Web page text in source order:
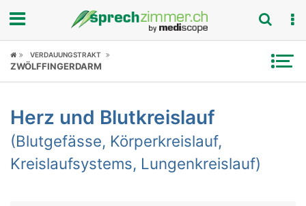
Fokus
Symptome
Untersuchungen
VERDAUUNGSTRAKT
ZWÖLFFINGERDARM
Herz und Blutkreislauf
(Blutgefässe, Körperkreislauf,
Kreislaufsystems, Lungenkreislauf)